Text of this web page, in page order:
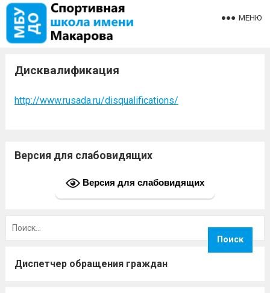
МЕНЮ
Дисквалификация
http://www.rusada.ru/disqualifications/
Версия для слабовидящих
Версия для слабовидящих
Диспетчер обращения граждан